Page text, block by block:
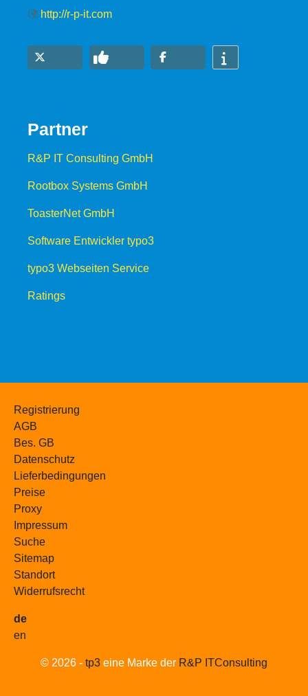
http://r-p-it.com
Partner
R&P IT Consulting GmbH
Rootbox Systems GmbH
ToasterNet GmbH
Software Entwickler typo3
typo3 Webseiten Service
Ratings
Registrierung
AGB
Bes. GB
Datenschutz
Lieferbedingungen
Preise
Proxy
Impressum
Suche
Sitemap
Standort
Widerrufsrecht
de
en
© 2026 - tp3 eine Marke der R&P ITConsulting